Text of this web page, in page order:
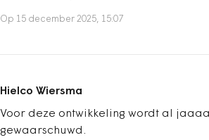
Op 15 december 2025, 15:07
Hielco Wiersma
Voor deze ontwikkeling wordt al
gewaarschuwd.